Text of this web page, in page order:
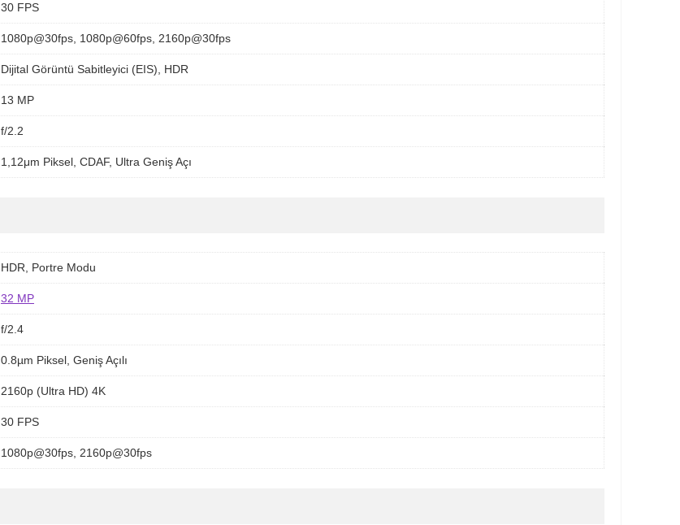
30 FPS
1080p@30fps, 1080p@60fps, 2160p@30fps
Dijital Görüntü Sabitleyici (EIS), HDR
13 MP
f/2.2
1,12μm Piksel, CDAF, Ultra Geniş Açı
HDR, Portre Modu
32 MP
f/2.4
0.8µm Piksel, Geniş Açılı
2160p (Ultra HD) 4K
30 FPS
1080p@30fps, 2160p@30fps